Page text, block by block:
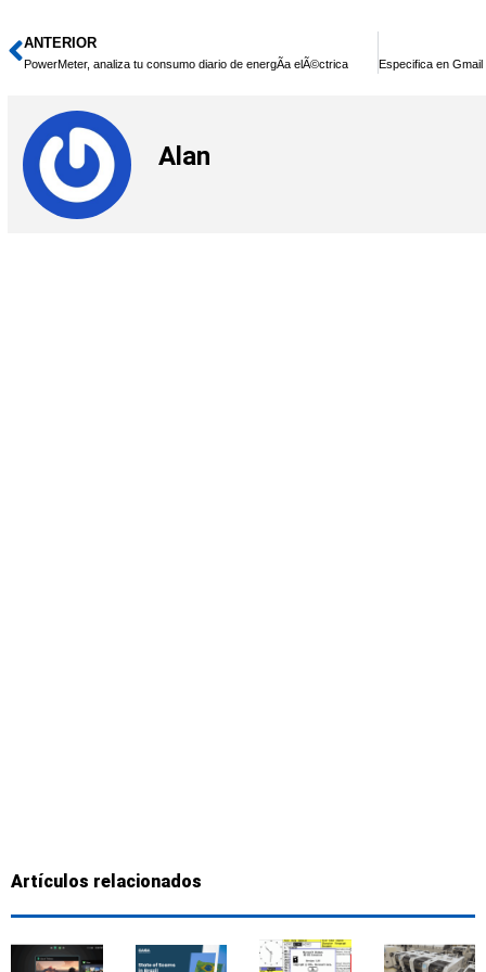
Ant
ANTERIOR
PowerMeter, analiza tu consumo diario de energÃ­a elÃ©ctrica
Alan
Artículos relacionados